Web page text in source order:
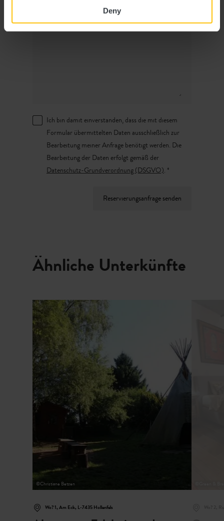
Deny
Ich bin damit einverstanden, dass die mit diesem
Formular übermittelten Daten ausschließlich zur
Bearbeitung meiner Anfrage benötigt werden. Die
Bearbeitung der Daten erfolgt gemäß der
Datenschutz-Grundverordnung (DSGVO). *
Reservierungsanfrage senden
Ähnliche Unterkünfte
©Christiane Betzen
Wo? 1, Am Eck, L-7435 Hollenfels